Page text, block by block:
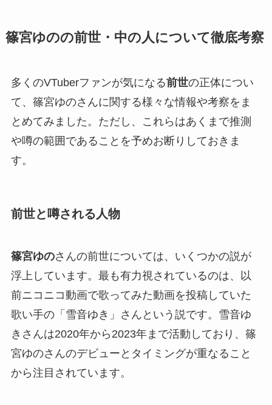
篠宮ゆのの前世・中の人について徹底考察
多くのVTuberファンが気になる前世の正体につい
て、篠宮ゆのさんに関する様々な情報や考察をま
とめてみました。ただし、これらはあくまで推測
や噂の範囲であることを予めお断りしておきま
す。
前世と噂される人物
篠宮ゆのさんの前世については、いくつかの説が
浮上しています。最も有力視されているのは、以
前ニコニコ動画で歌ってみた動画を投稿していた
歌い手の「雪音ゆき」さんという説です。雪音ゆ
きさんは2020年から2023年まで活動しており、篠
宮ゆのさんのデビューとタイミングが重なること
から注目されています。